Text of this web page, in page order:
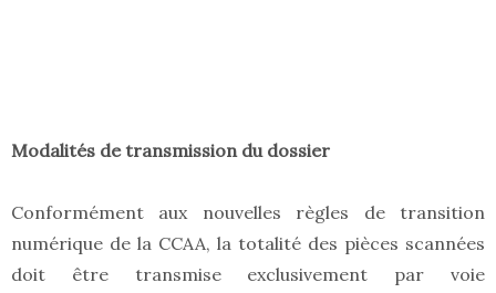
Modalités de transmission du dossier
Conformément aux nouvelles règles de transition
numérique de la CCAA, la totalité des pièces scannées
doit être transmise exclusivement par voie